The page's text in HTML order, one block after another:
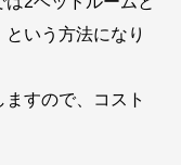
いう方法になり
すので、コスト